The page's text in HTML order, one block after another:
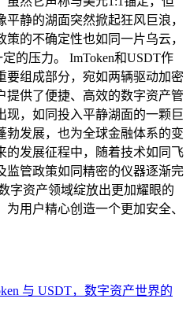
静的湖面突然掀起狂风巨浪，
的不确定性也如同一片乌云，
的压力。 ImToken和USDT作
要组成部分，宛如两辆驱动加密
提供了便捷、高效的数字资产管
现，如同投入平静湖面的一颗巨
勃发展，也为全球金融体系的变
的发展征程中，随着技术如同飞
监管政策如同精密的仪器逐渐完
字资产领域绽放出更加耀眼的
用户精心创造一个更加安全、
与 USDT，数字资产世界的